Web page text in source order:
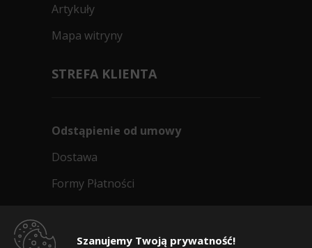
Szanujemy Twoją prywatność!
Artykuły
Mapa witryny
STREFA KLIENTA
Odstąpienie od umowy
Dostawa
Formy Płatności
Dlaczego warto kupić w 24opony.pl